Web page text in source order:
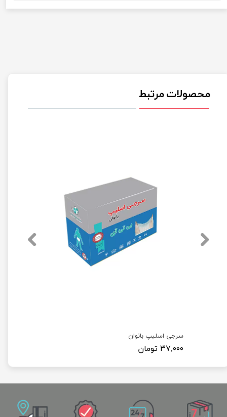
محصولات مرتبط
سرجی اسلیپ بانوان
۳۷,۰۰۰ تومان